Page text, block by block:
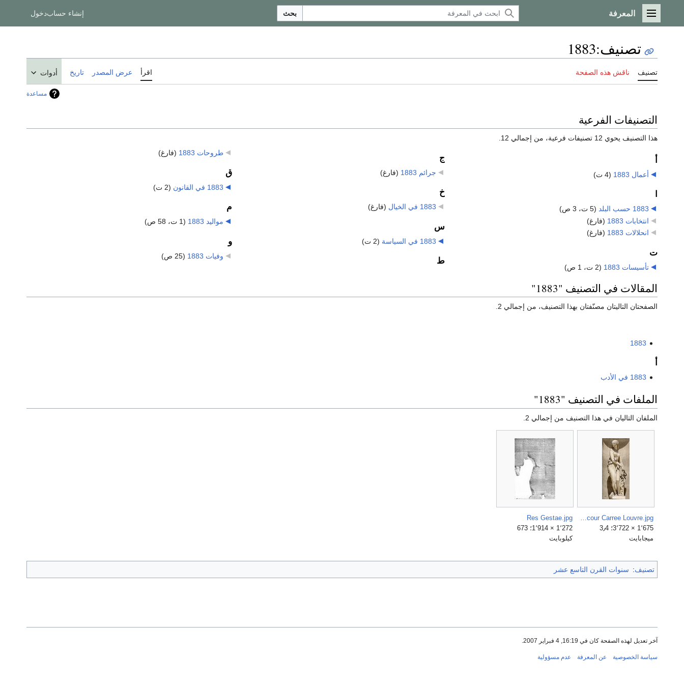
القائمة الرئيسية
المعرفة بحث إنشاء حسابدخول
تصنيف:
1883
تصنيف ناقش هذه الصفحة اقرأ عرض المصدر تاريخ أدوات
مساعدة
التصنيفات الفرعية
هذا التصنيف يحوي 12 تصنيفات فرعية، من إجمالي 12.
أعمال 1883 (4 ت)
1883 حسب البلد
(5 ت، 3 ص)
انتخابات 1883
(فارغ)
انحلالات 1883
(فارغ)
ت
تأسيسات 1883 (2 ت، 1 ص)
ج
جرائم 1883 (فارغ)
خ
1883 في الخيال (فارغ)
س
1883 في السياسة (2 ت)
ط
طروحات 1883 (فارغ)
ق
1883 في القانون (2 ت)
م
مواليد 1883 (1 ت، 58 ص)
و
وفيات 1883 (25 ص)
المقالات في التصنيف "1883"
الصفحتان التاليتان مصنّفتان بهذا التصنيف، من إجمالي 2.
1883
1883 في الأدب
الملفات في التصنيف "1883"
الملفان التاليان في هذا التصنيف من إجمالي 2.
1٬675 × 3٬722؛ 3٫4
ميجابايت
Res Gestae.jpg
1٬272 × 1٬914؛ 673
كيلوبايت
تصنيف: سنوات القرن التاسع عشر
آخر تعديل لهذه الصفحة كان في 16:19, 4 فبراير 2007.
سياسة الخصوصية عن المعرفة عدم مسؤولية